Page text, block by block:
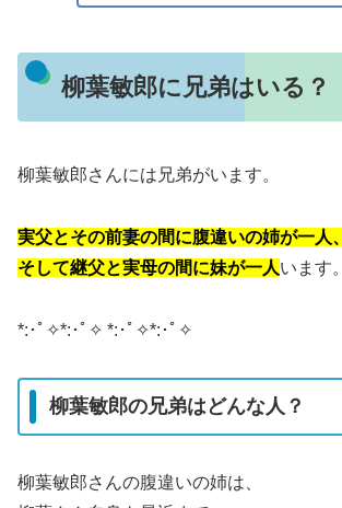
柳葉敏郎に兄弟はいる？
柳葉敏郎さんには兄弟がいます。
実父とその前妻の間に腹違いの姉が一人、
そして継父と実母の間に妹が一人います。
*:･ﾟ✧*:･ﾟ✧ *:･ﾟ✧*:･ﾟ✧
柳葉敏郎の兄弟はどんな人？
柳葉敏郎さんの腹違いの姉は、